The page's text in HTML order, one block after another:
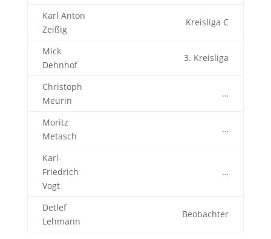
Karl Anton
Zeißig
Kreisliga C
Mick
Dehnhof
3. Kreisliga
Christoph
Meurin
…
Moritz
Metasch
…
Karl-
Friedrich
Vogt
…
Detlef
Lehmann
Beobachter